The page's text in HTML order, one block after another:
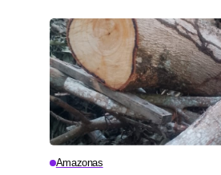
Amazonas